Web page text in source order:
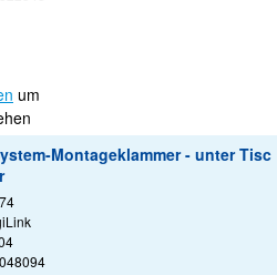
um
Montageklammer - unter Tisc